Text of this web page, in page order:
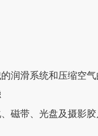
润滑系统和压缩空
磁带、光盘及摄影